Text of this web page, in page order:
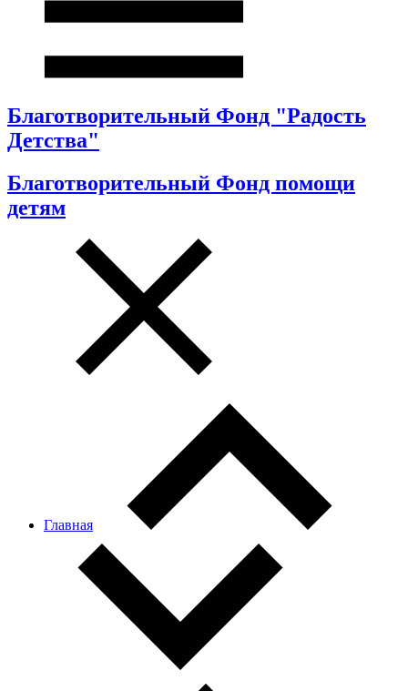
Благотворительный Фонд "Радость
Детства"
Благотворительный Фонд помощи
детям
Главная